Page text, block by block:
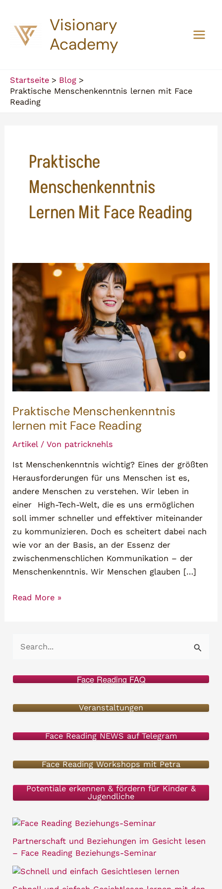
springen
Visionary
Academy
Startseite
Blog
Praktische Menschenkenntnis lernen mit Face
Reading
Praktische
Menschenkenntnis
Lernen Mit Face Reading
Praktische Menschenkenntnis
lernen mit Face Reading
Artikel / Von patricknehls
Ist Menschenkenntnis wichtig? Eines der größten
Herausforderungen für uns Menschen ist es,
andere Menschen zu verstehen. Wir leben in
einer High-Tech-Welt, die es uns ermöglichen
soll immer schneller und effektiver miteinander
zu kommunizieren. Doch es scheitert dabei nach
wie vor an der Basis, an der Essenz der
zwischenmenschlichen Kommunikation – der
Menschenkenntnis. Wir Menschen glauben […]
Praktische
Face
Read More »
e
n
c
h
:
Face Reading FAQ
Veranstaltungen
Face Reading NEWS auf Telegram
Face Reading Workshops mit Petra
Potentiale erkennen & fördern für Kinder &
Jugendliche
Partnerschaft und Beziehungen im Gesicht lesen
– Face Reading Beziehungs-Seminar